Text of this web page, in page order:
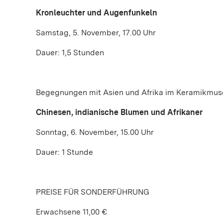
Kronleuchter und Augenfunkeln
Samstag, 5. November, 17.00 Uhr
Dauer: 1,5 Stunden
Begegnungen mit Asien und Afrika im
Chinesen, indianische Blumen und Afrikaner
Sonntag, 6. November, 15.00 Uhr
Dauer: 1 Stunde
PREISE FÜR SONDERFÜHRUNG
Erwachsene 11,00 €